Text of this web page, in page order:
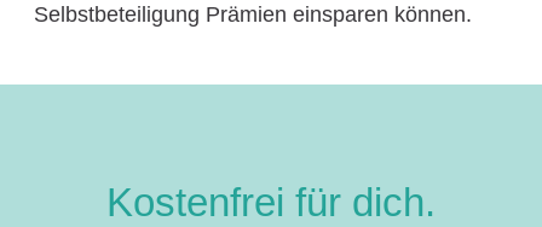
Selbstbeteiligung Prämien einsparen können.
Kostenfrei für dich.